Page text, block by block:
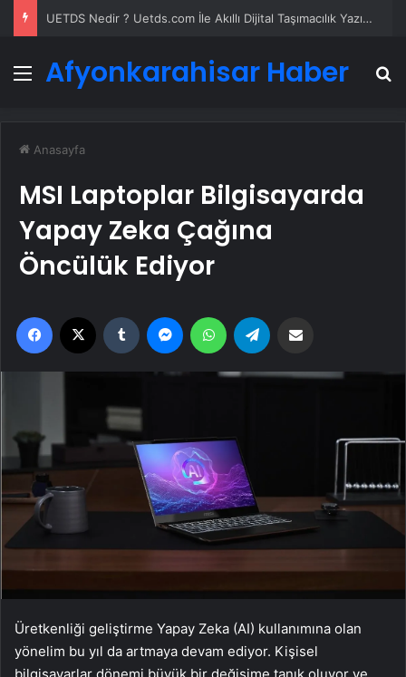
Yeni Dünya Düzensizliği Çağında Türk Dış Politikası ve Hakan Fidan Faktörü
Menü
Afyonkarahisar Haber
Anasayfa
MSI Laptoplar Bilgisayarda
Yapay Zeka Çağına
Öncülük Ediyor
Facebook Tumblr MessengerWhatsApp
Üretkenliği geliştirme Yapay Zeka (AI) kullanımına olan
yönelim bu yıl da artmaya devam ediyor. Kişisel